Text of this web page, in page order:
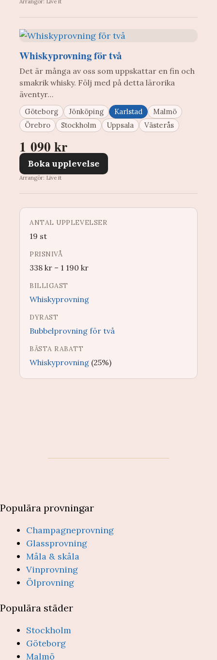
Arrangör: Live it
Whiskyprovning för två
Det är många av oss som uppskattar en fin och
smakrik whisky. Följ med på detta lärorika
äventyr…
Göteborg Jönköping Karlstad
Malmö
Örebro
Stockholm Uppsala Västerås
1 090 kr
Boka upplevelse
Arrangör: Live it
ANTAL UPPLEVELSER
19 st
PRISNIVÅ
338 kr – 1 190 kr
BILLIGAST
Whiskyprovning
DYRAST
Bubbelprovning för två
BÄSTA RABATT
Whiskyprovning (25%)
Populära provningar
Champagneprovning
Glassprovning
Måla & skåla
Vinprovning
Ölprovning
Populära städer
Stockholm
Göteborg
Malmö